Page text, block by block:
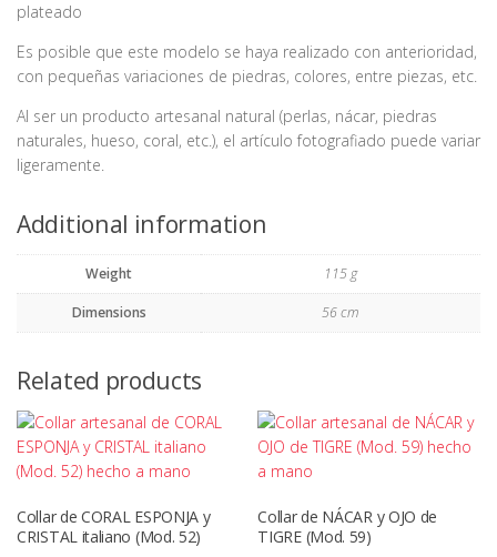
plateado
Es posible que este modelo se haya realizado con anterioridad,
con pequeñas variaciones de piedras, colores, entre piezas, etc.
Al ser un producto artesanal natural (perlas, nácar, piedras
naturales, hueso, coral, etc.), el artículo fotografiado puede variar
ligeramente.
Additional information
Weight 115 g
Dimensions 56 cm
Related products
Collar de CORAL ESPONJA y
CRISTAL italiano (Mod. 52)
Collar de NÁCAR y OJO de
TIGRE (Mod. 59)